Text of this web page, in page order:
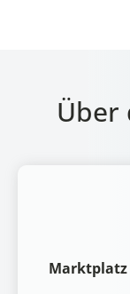
Über
Marktplatz